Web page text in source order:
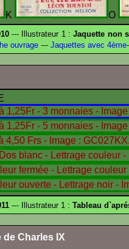
K O
--- Illustrateur 1 :Jaquette non
ouvrage --- Jaquettes avec 4ème
--- Illustrateur 1 : Tableau
Charles IX